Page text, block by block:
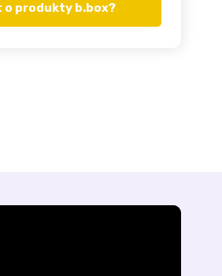
o produkty b.box?